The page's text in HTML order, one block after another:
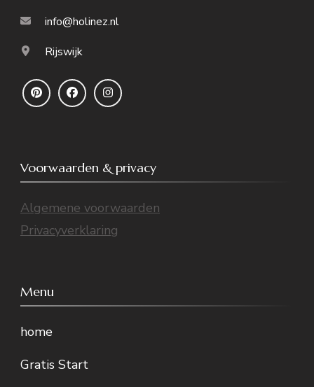
info@holinez.nl
Rijswijk
Voorwaarden & privacy
Algemene voorwaarden
Privacyverklaring
Menu
home
Gratis Start